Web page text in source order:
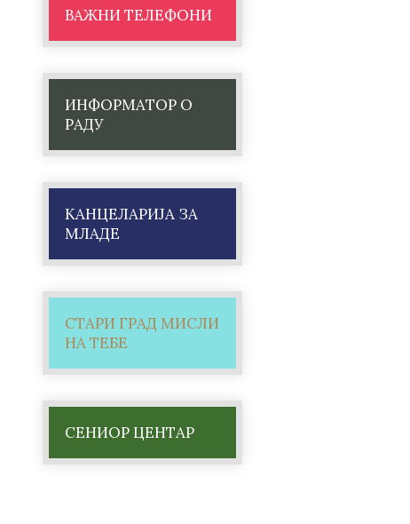
ВАЖНИ ТЕЛЕФОНИ
ИНФОРМАТОР О
РАДУ
КАНЦЕЛАРИЈА ЗА
МЛАДЕ
СТАРИ ГРАД МИСЛИ
НА ТЕБЕ
СЕНИОР ЦЕНТАР